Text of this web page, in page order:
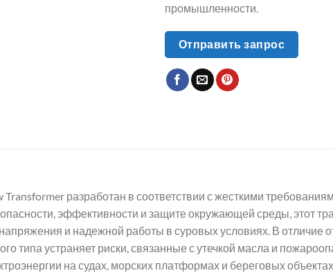
промышленности.
Отправить запрос
Transformer разработан в соответствии с жесткими
эффективности и защите окружающей среды, этот
и надежной работы в суровых условиях. В
типа устраняет риски, связанные с утечкой масла и
на судах, морских платформах и береговых